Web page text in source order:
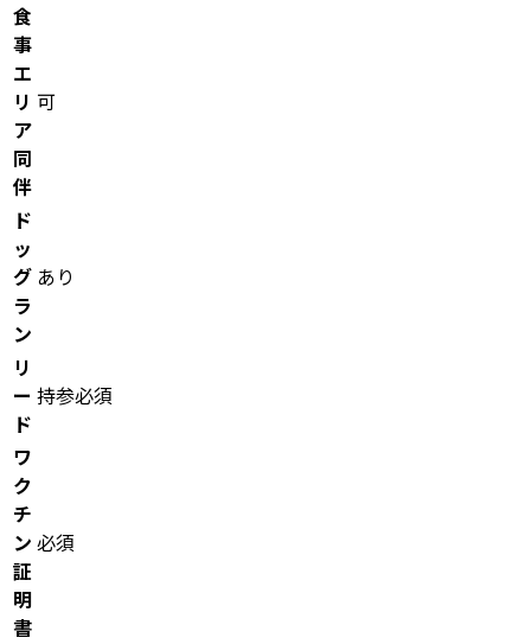
食
事
エ
リ
ア
同
伴
可
ド
ッ
グ
ラ
ン
あり
リ
ー
ド
持参必須
ワ
ク
チ
ン
証
明
書
必須